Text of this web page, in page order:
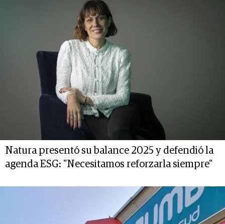
Natura presentó su balance 2025 y defendió la
agenda ESG: "Necesitamos reforzarla siempre"